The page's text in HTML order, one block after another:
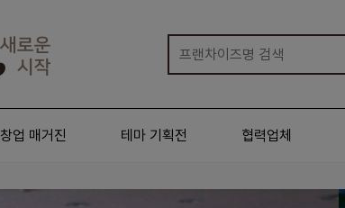
창업 매거진 테마 기획전 협력업체